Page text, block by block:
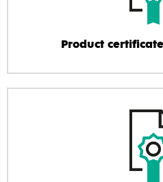
Product